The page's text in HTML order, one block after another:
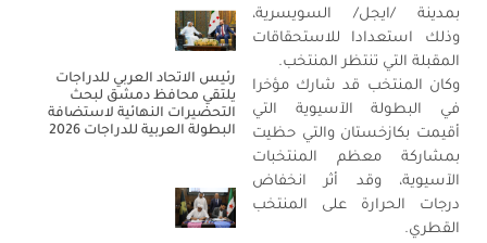
بمدينة /ايجل/ السويسرية،
وذلك استعدادا للاستحقاقات
المقبلة التي تنتظر المنتخب.
وكان المنتخب قد شارك مؤخرا
في البطولة الآسيوية التي
أقيمت بكازخستان والتي حظيت
بمشاركة معظم المنتخبات
الآسيوية، وقد أثر انخفاض
درجات الحرارة على المنتخب
القطري.
رئيس الاتحاد العربي للدراجات
يلتقي محافظ دمشق لبحث
التحضيرات النهائية لاستضافة
البطولة العربية للدراجات 2026